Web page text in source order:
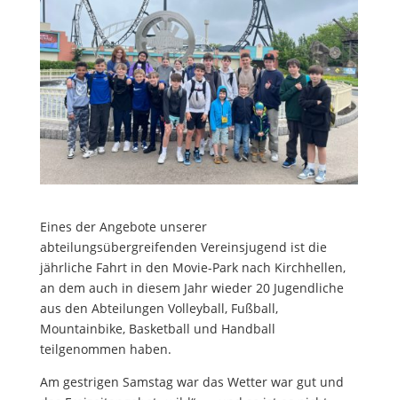
Eines der Angebote unserer
abteilungsübergreifenden Vereinsjugend ist die
jährliche Fahrt in den Movie-Park nach Kirchhellen,
an dem auch in diesem Jahr wieder 20 Jugendliche
aus den Abteilungen Volleyball, Fußball,
Mountainbike, Basketball und Handball
teilgenommen haben.
Am gestrigen Samstag war das Wetter war gut und